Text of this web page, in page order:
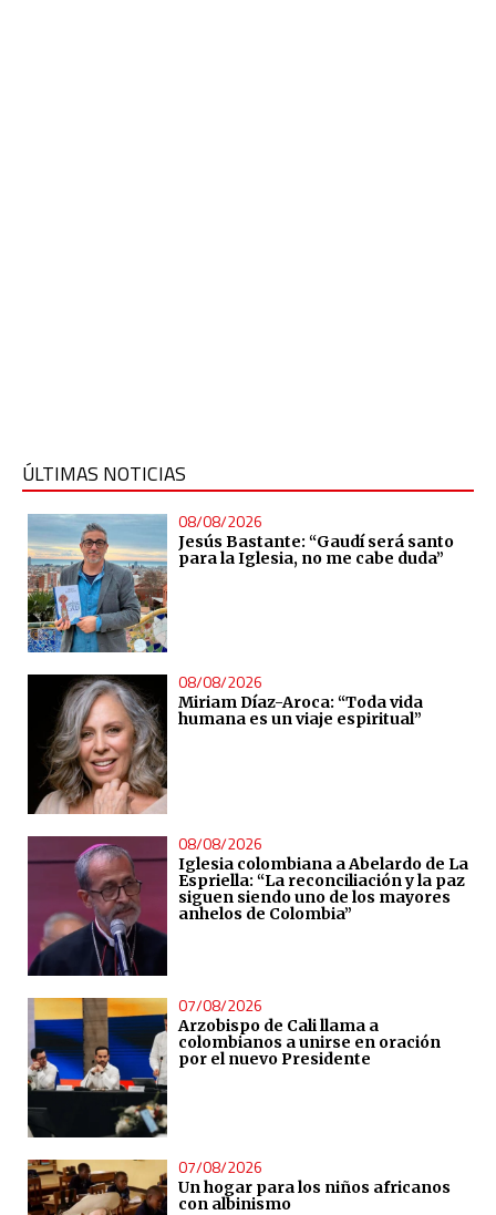
ÚLTIMAS NOTICIAS
08/08/2026
Jesús Bastante: “Gaudí será santo
para la Iglesia, no me cabe duda”
08/08/2026
Miriam Díaz-Aroca: “Toda vida
humana es un viaje espiritual”
08/08/2026
Iglesia colombiana a Abelardo de La
Espriella: “La reconciliación y la paz
siguen siendo uno de los mayores
anhelos de Colombia”
07/08/2026
Arzobispo de Cali llama a
colombianos a unirse en oración
por el nuevo Presidente
07/08/2026
Un hogar para los niños africanos
con albinismo